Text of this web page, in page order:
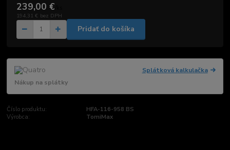
239,00 €
194,31 € bez DPH
Pridať do košíka
Splátková kalkulačka
Nákup na splátky
Číslo produktu:
HFA-116-958 BS
Výrobca:
TomiMax